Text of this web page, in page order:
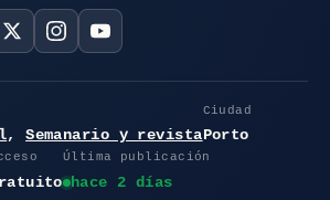
,Semanario y revista
Ciudad
Porto
Última publicación
hace 2 días